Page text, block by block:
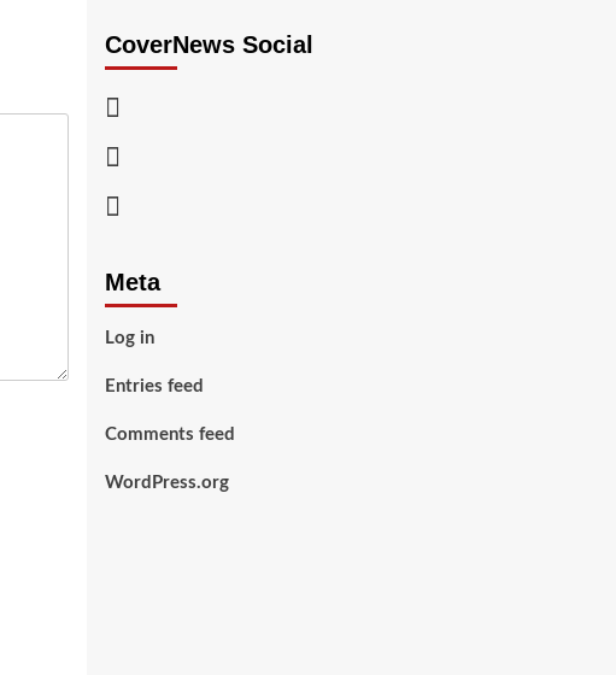
CoverNews Social
Meta
Log in
Entries feed
Comments feed
WordPress.org